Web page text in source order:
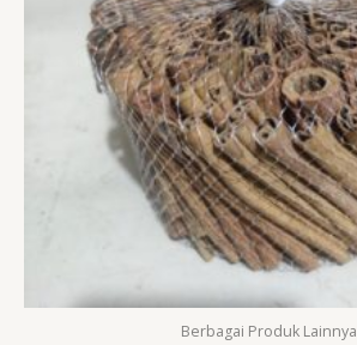
Berbagai Produk Lainnya